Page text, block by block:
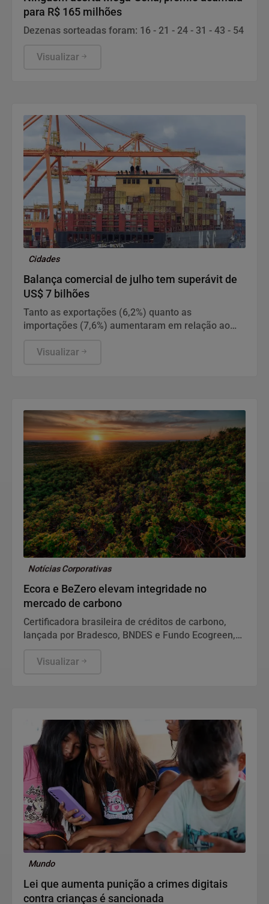
para R$ 165 milhões
Dezenas sorteadas foram: 16 - 21 - 24 - 31 - 43 - 54
Visualizar
Cidades
Balança comercial de julho tem superávit de
US$ 7 bilhões
Tanto as exportações (6,2%) quanto as
importações (7,6%) aumentaram em relação ao
Visualizar
Notícias Corporativas
Ecora e BeZero elevam integridade no
mercado de carbono
Certificadora brasileira de créditos de carbono,
lançada por Bradesco, BNDES e Fundo Ecogreen,
especializada em ratings de carbono.
Visualizar
Mundo
Lei que aumenta punição a crimes digitais
contra crianças é sancionada